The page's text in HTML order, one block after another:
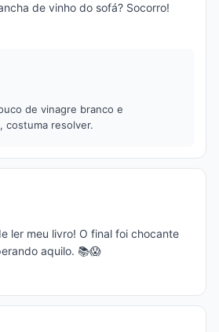
de vinho do sofá? Socorro!
de vinagre branco e
costuma resolver.
ler meu livro! O final foi chocante
aquilo. 📚😱